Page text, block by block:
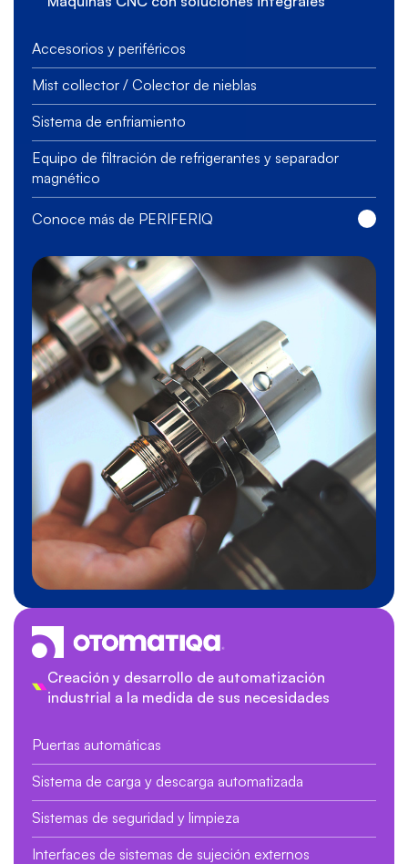
Accesorios y periféricos
Mist collector / Colector de nieblas
Sistema de enfriamiento
Equipo de filtración de refrigerantes y separador
magnético
Conoce más de PERIFERIQ
Creación y desarrollo de automatización
industrial a la medida de sus necesidades
Puertas automáticas
Sistema de carga y descarga automatizada
Sistemas de seguridad y limpieza
Interfaces de sistemas de sujeción externos